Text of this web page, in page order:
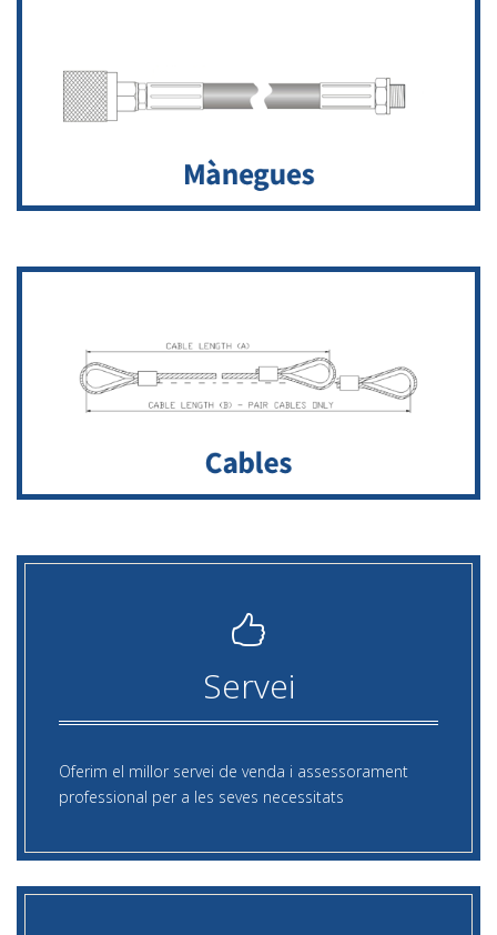
Servei
Oferim el millor servei de venda i assessorament
professional per a les seves necessitats